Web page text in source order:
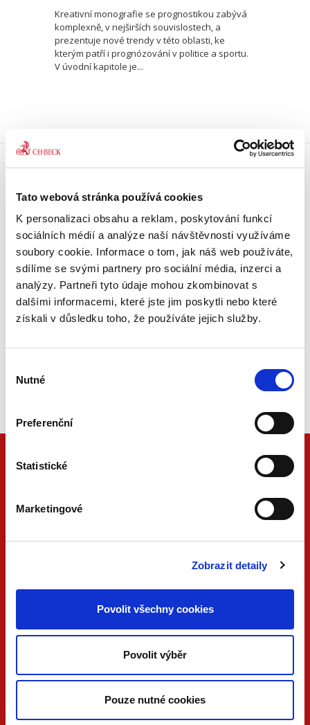
Tato webová stránka používá cookies
K personalizaci obsahu a reklam, poskytování funkcí
sociálních médií a analýze naší návštěvnosti využíváme
soubory cookie. Informace o tom, jak náš web používáte,
sdílíme se svými partnery pro sociální média, inzerci a
analýzy. Partneři tyto údaje mohou zkombinovat s
dalšími informacemi, které jste jim poskytli nebo které
získali v důsledku toho, že používáte jejich služby.
souhlasu
Nutné
Preferenční
Statistické
Marketingové
Zobrazit detaily
Povolit všechny cookies
Povolit výběr
Pouze nutné cookies
Kreativní monografie se prognostikou zabývá
komplexně, v nejširších souvislostech, a
prezentuje nové trendy v této oblasti, ke
kterým patří i prognózování v politice a sportu.
V úvodní kapitole je...
Získejte dopravu zdarma
Tradiční nakladatelství
Působíme na trhu přes 30 let.
Semináře a Konference
Vzdělávejte se kvalitně.
Vzdělávejte se s Akademií C. H. Beck.
PDF
VERZE
KONTAKTUJTE NÁS
facebook.com/beck.cz